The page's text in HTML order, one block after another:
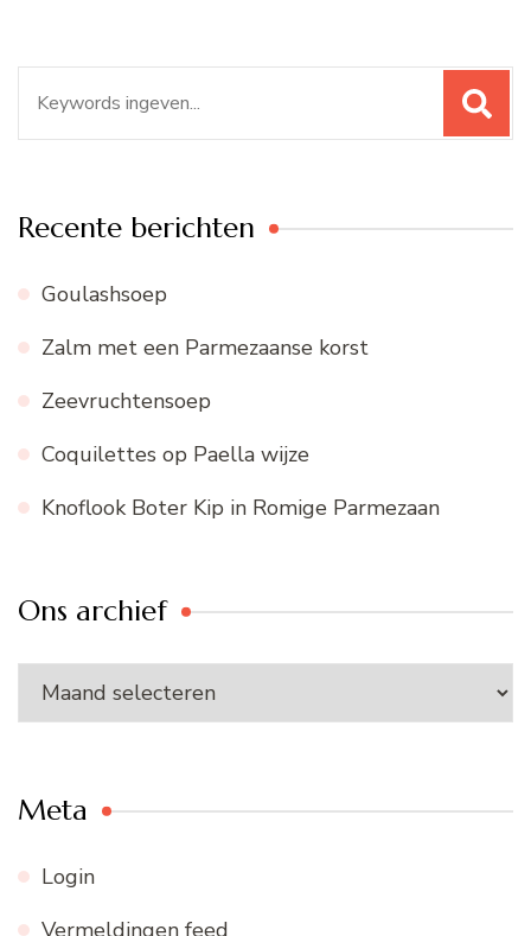
naar:
Recente berichten
Goulashsoep
Zalm met een Parmezaanse korst
Zeevruchtensoep
Coquilettes op Paella wijze
Knoflook Boter Kip in Romige Parmezaan
Ons archief
Ons
Meta
Login
Vermeldingen feed